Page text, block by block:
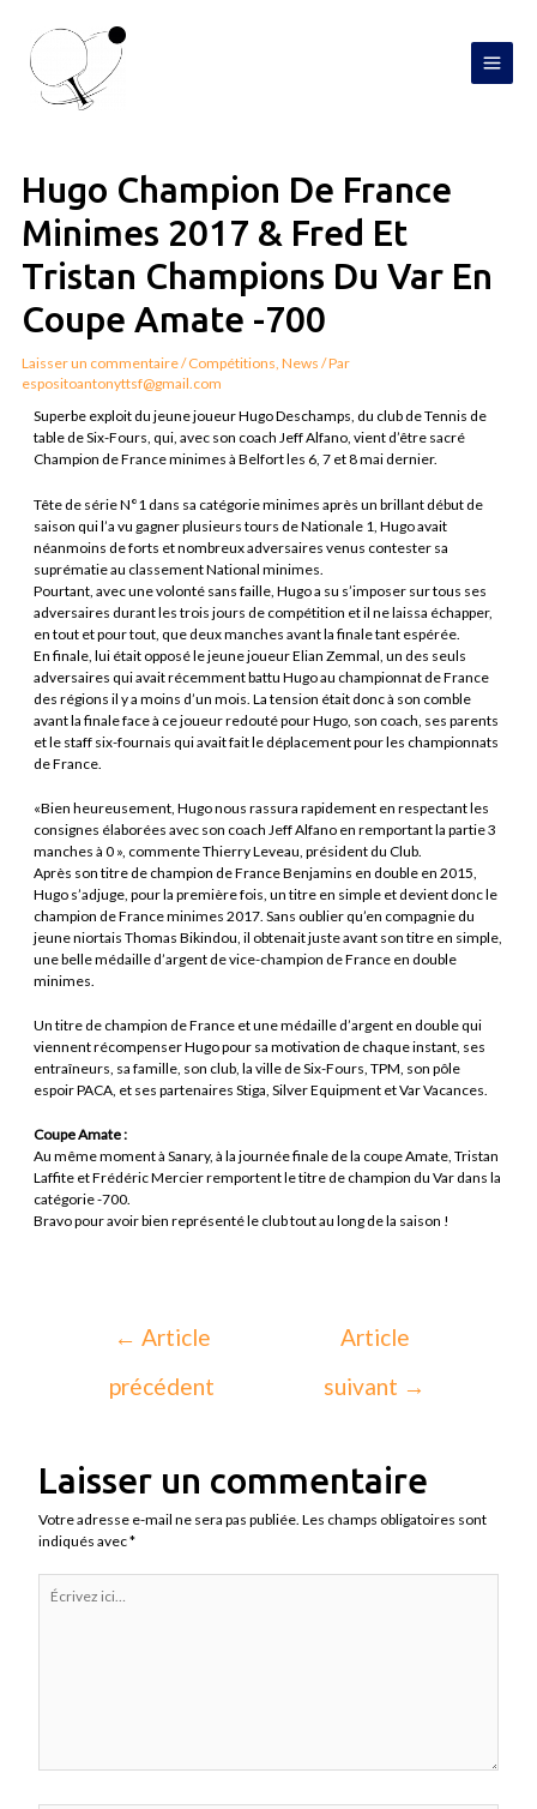
contenu
Hugo Champion De France
Minimes 2017 & Fred Et
Tristan Champions Du Var En
Coupe Amate -700
Laisser un commentaire/Compétitions,News / Par
espositoantonyttsf@gmail.com
Superbe exploit du jeune joueur Hugo Deschamps, du club de Tennis de
table de Six-Fours, qui, avec son coach Jeff Alfano, vient d’être sacré
Champion de France minimes à Belfort les 6, 7 et 8 mai dernier.
Tête de série N°1 dans sa catégorie minimes après un brillant début de
saison qui l’a vu gagner plusieurs tours de Nationale 1, Hugo avait
néanmoins de forts et nombreux adversaires venus contester sa
suprématie au classement National minimes.
Pourtant, avec une volonté sans faille, Hugo a su s’imposer sur tous ses
adversaires durant les trois jours de compétition et il ne laissa échapper,
en tout et pour tout, que deux manches avant la finale tant espérée.
En finale, lui était opposé le jeune joueur Elian Zemmal, un des seuls
adversaires qui avait récemment battu Hugo au championnat de France
des régions il y a moins d’un mois. La tension était donc à son comble
avant la finale face à ce joueur redouté pour Hugo, son coach, ses parents
et le staff six-fournais qui avait fait le déplacement pour les championnats
de France.
«Bien heureusement, Hugo nous rassura rapidement en respectant les
consignes élaborées avec son coach Jeff Alfano en remportant la partie 3
manches à 0 », commente Thierry Leveau, président du Club.
Après son titre de champion de France Benjamins en double en 2015,
Hugo s’adjuge, pour la première fois, un titre en simple et devient donc le
champion de France minimes 2017. Sans oublier qu’en compagnie du
jeune niortais Thomas Bikindou, il obtenait juste avant son titre en simple,
une belle médaille d’argent de vice-champion de France en double
minimes.
Un titre de champion de France et une médaille d’argent en double qui
viennent récompenser Hugo pour sa motivation de chaque instant, ses
entraîneurs, sa famille, son club, la ville de Six-Fours, TPM, son pôle
espoir PACA, et ses partenaires Stiga, Silver Equipment et Var Vacances.
Coupe Amate :
Au même moment à Sanary, à la journée finale de la coupe Amate, Tristan
Laffite et Frédéric Mercier remportent le titre de champion du Var dans la
catégorie -700.
Bravo pour avoir bien représenté le club tout au long de la saison !
← Article
précédent
Article
suivant →
Laisser un commentaire
Votre adresse e-mail ne sera pas publiée. Les champs obligatoires sont
indiqués avec*
ici…